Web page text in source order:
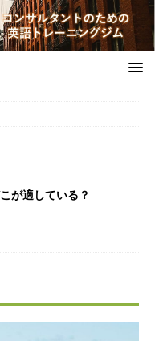
が適している？